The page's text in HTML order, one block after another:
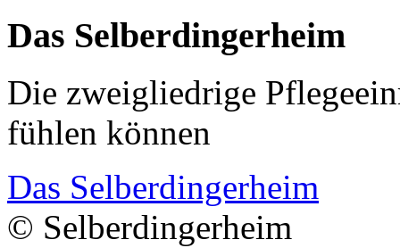
Das Selberdingerheim
Die zweigliedrige
fühlen können
Das Selberdingerheim
© Selberdingerheim